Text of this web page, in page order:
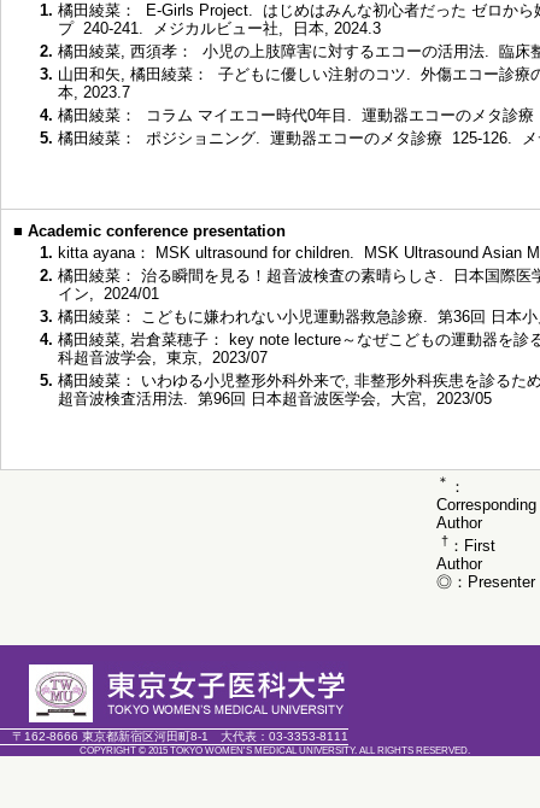
1. 橘田綾菜： E-Girls Project. はじめはみんな初心者だった ゼロから
プ 240-241. メジカルビュー社, 日本, 2024.3
2. 橘田綾菜, 西須孝： 小児の上肢障害に対するエコーの活用法. 臨
3. 山田和矢, 橘田綾菜： 子どもに優しい注射のコツ. 外傷エコー診
本, 2023.7
4. 橘田綾菜： コラム マイエコー時代0年目. 運動器エコーのメタ診
5. 橘田綾菜： ポジショニング. 運動器エコーのメタ診療 125-126.
■ Academic conference presentation
1. kitta ayana： MSK ultrasound for children. MSK Ultrasound Asian
2. 橘田綾菜： 治る瞬間を見る！超音波検査の素晴らしさ. 日本国際
イン, 2024/01
3. 橘田綾菜： こどもに嫌われない小児運動器救急診療. 第36回 日本
4. 橘田綾菜, 岩倉菜穂子： key note lecture～なぜこどもの運動器を
科超音波学会, 東京, 2023/07
5. 橘田綾菜： いわゆる小児整形外科外来で, 非整形外科疾患を診るた
超音波検査活用法. 第96回 日本超音波医学会, 大宮, 2023/05
＊
：
Corresponding
Author
† ：First
Author
◎：Presenter
〒162-8666 東京都新宿区河田町8-1 大代表： 03-3353-8111
COPYRIGHT © 2015 TOKYO WOMEN'S MEDICAL UNIVERSITY. ALL RIGHTS RESERVED.